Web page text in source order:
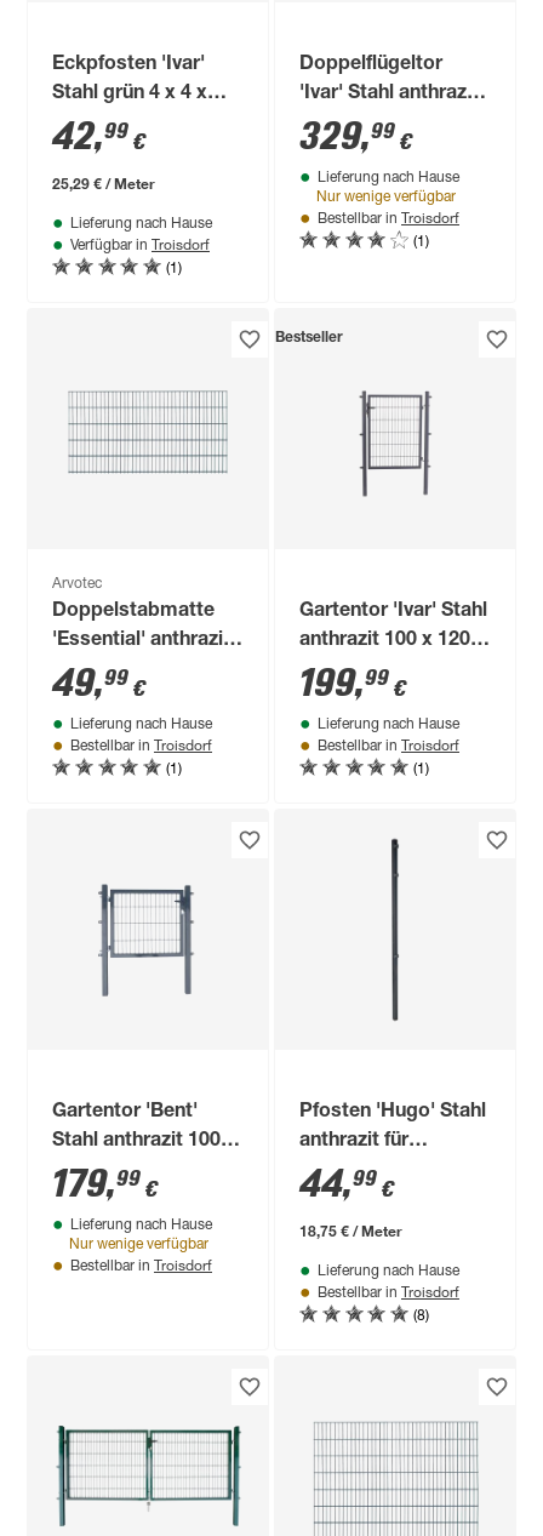
Eckpfosten 'Ivar'
Stahl grün 4 x 4 x
170 cm
42,99 €
25,29 € / Meter
Lieferung nach Hause
Verfügbar in Troisdorf
(1)
Doppelflügeltor
'Ivar' Stahl anthrazit
300 x 120 cm
329,99 €
Lieferung nach Hause
Nur wenige verfügbar
Bestellbar in Troisdorf
(1)
Arvotec
Doppelstabmatte
'Essential' anthrazit
200 x 103 cm, UV-
und
witterungsbeständig
49,99 €
Lieferung nach Hause
Bestellbar in Troisdorf
(1)
Bestseller
Gartentor 'Ivar' Stahl
anthrazit 100 x 120
cm
199,99 €
Lieferung nach Hause
Bestellbar in Troisdorf
(1)
Gartentor 'Bent'
Stahl anthrazit 100 x
80 cm
179,99 €
Lieferung nach Hause
Nur wenige verfügbar
Bestellbar in Troisdorf
Pfosten 'Hugo' Stahl
anthrazit für
Doppelstabmatten 4
x 4 x 240 cm
44,99 €
18,75 € / Meter
Lieferung nach Hause
Bestellbar in Troisdorf
(8)